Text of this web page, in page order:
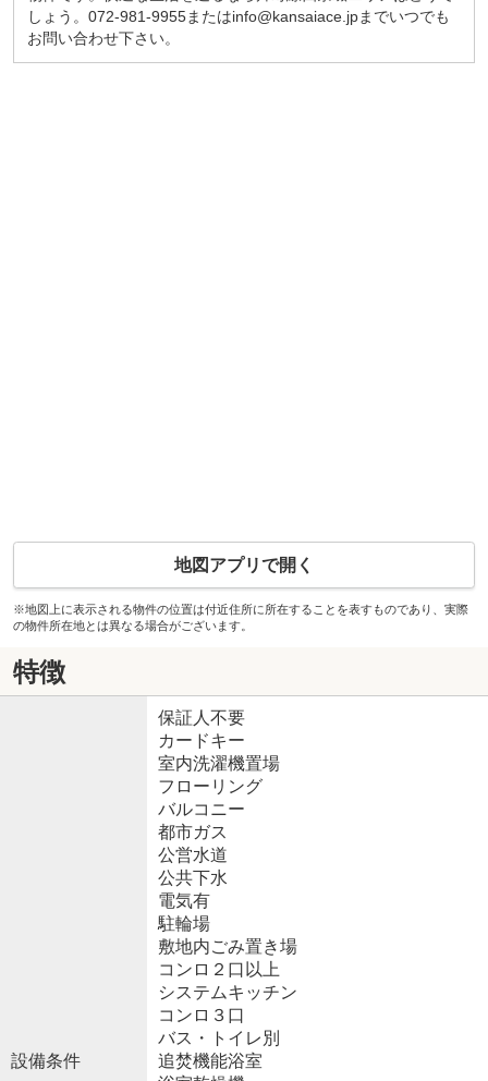
しょう。072-981-9955またはinfo@kansaiace.jpまでいつでも
お問い合わせ下さい。
地図アプリで開く
※地図上に表示される物件の位置は付近住所に所在することを表すものであり、実際
の物件所在地とは異なる場合がございます。
特徴
設備条件
保証人不要
カードキー
室内洗濯機置場
フローリング
バルコニー
都市ガス
公営水道
公共下水
電気有
駐輪場
敷地内ごみ置き場
コンロ２口以上
システムキッチン
コンロ３口
バス・トイレ別
追焚機能浴室